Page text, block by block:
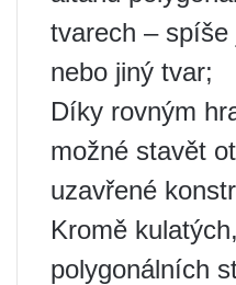
tvarech – spíše
nebo jiný tvar;
Díky rovným
možné stavět
uzavřené
Kromě
polygonálních